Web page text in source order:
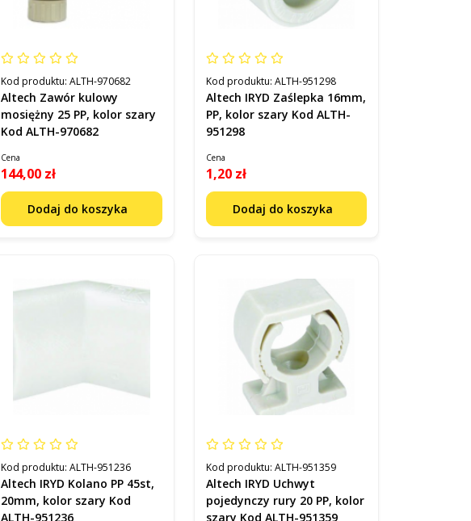
Kod produktu:ALTH-970682
Altech Zawór kulowy
mosiężny 25 PP, kolor szary
Kod ALTH-970682
Cena
144,00 zł
Dodaj do koszyka
Kod produktu: ALTH-951298
Altech IRYD Zaślepka 16mm,
PP, kolor szary Kod ALTH-
951298
Cena
1,20 zł
Dodaj do koszyka
Kod produktu:ALTH-951236
Altech IRYD Kolano PP 45st,
20mm, kolor szary Kod
ALTH-951236
Kod produktu: ALTH-951359
Altech IRYD Uchwyt
pojedynczy rury 20 PP, kolor
szary Kod ALTH-951359